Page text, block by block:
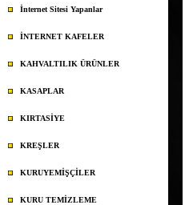
İnternet Sitesi Yapanlar
İNTERNET KAFELER
KAHVALTILIK ÜRÜNLER
KASAPLAR
KIRTASİYE
KREŞLER
KURUYEMİŞÇİLER
KURU TEMİZLEME